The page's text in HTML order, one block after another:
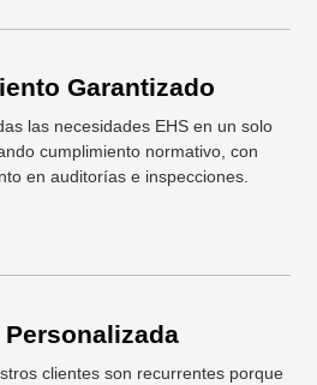
Garantizado
las necesidades EHS en un solo
cumplimiento normativo, con
en auditorías e inspecciones.
clientes son recurrentes porque